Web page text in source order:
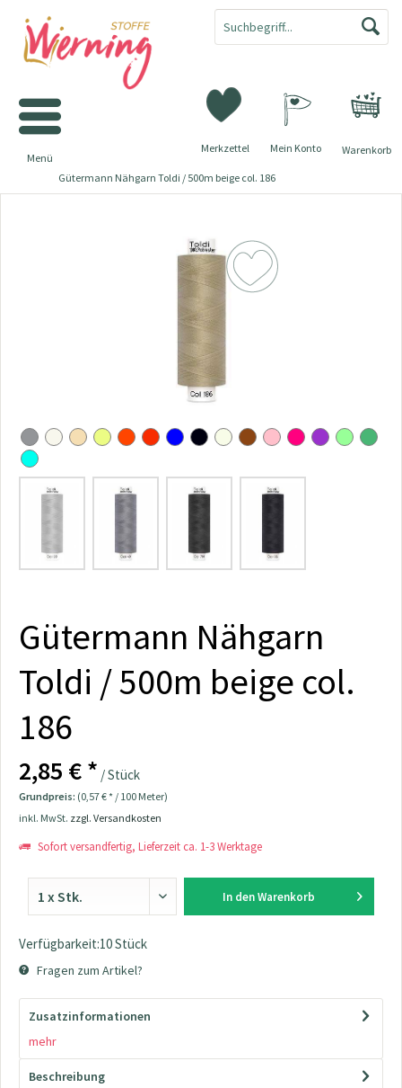
Warenkorb
Merkzettel Mein Konto
Menü
Gütermann Nähgarn Toldi / 500m beige col. 186
Gütermann Nähgarn
Toldi / 500m beige col.
186
2,85 € * / Stück
Grundpreis: (0,57 € * / 100 Meter)
inkl. MwSt. zzgl. Versandkosten
Sofort versandfertig, Lieferzeit ca. 1-3 Werktage
In den Warenkorb
Verfügbarkeit:10 Stück
Fragen zum Artikel?
Zusatzinformationen
mehr
Beschreibung